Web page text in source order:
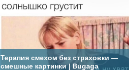
Терапия смехом без страховки —
смешные картинки | Bugaga